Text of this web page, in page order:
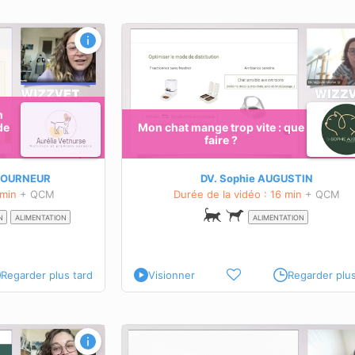
+ QCM
ALIMENTATION
Regarder plus tard
Mon chat mange trop vite : que
faire ?
DV. Sophie AUGUSTIN
Durée de la vidéo : 16 min + QCM
ALIMENTATION
: que faire ?
et
Visionner Regarder
Conseiller efficacement à l'accueil ou
téléphone le propriétaire en cas de
aiguë chez l’animal
OBJECTIFS PÉDAGOGIQUES
Poser les questions pertinentes
au propriétaire
Distinguer quand une
consultation est obligatoire ou
Donner les bons conseils dans les cas
En savoir plus sur cette formation
du patient qui
Les acides gras essentiels : c'est quoi